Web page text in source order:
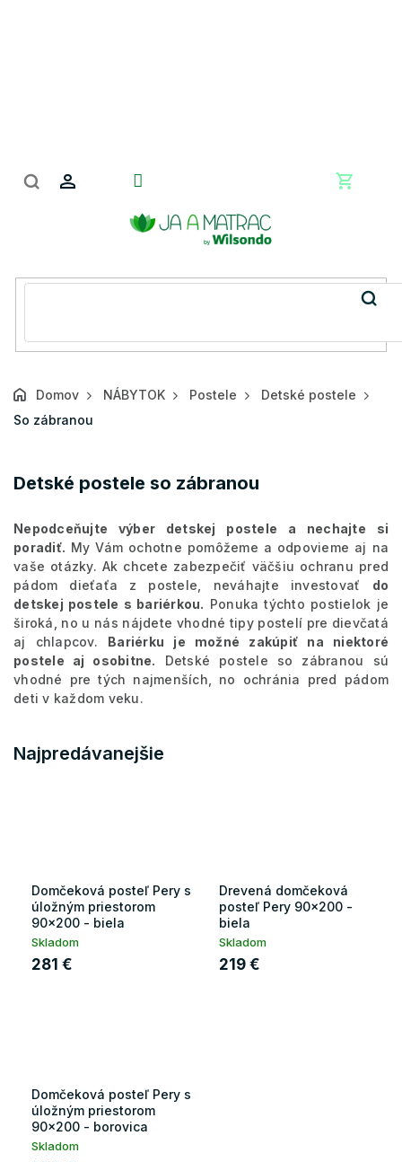
Domov NÁBYTOK Postele
Detské postele
So zábranou
Detské postele so zábranou
Nepodceňujte výber detskej postele a nechajte si
poradiť. My Vám ochotne pomôžeme a odpovieme aj na
vaše otázky. Ak chcete zabezpečiť väčšiu ochranu pred
pádom dieťaťa z postele, neváhajte investovať do
detskej postele s bariérkou. Ponuka týchto postielok je
široká, no u nás nájdete vhodné tipy postelí pre dievčatá
aj chlapcov. Bariérku je možné zakúpiť na niektoré
postele aj osobitne. Detské postele so zábranou sú
vhodné pre tých najmenších, no ochránia pred pádom
deti v každom veku.
Najpredávanejšie
Domčeková posteľ Pery s
úložným priestorom
90x200 - biela
Skladom
281 €
Drevená domčeková
posteľ Pery 90x200 -
biela
Skladom
219 €
Domčeková posteľ Pery s
úložným priestorom
90x200 - borovica
Skladom